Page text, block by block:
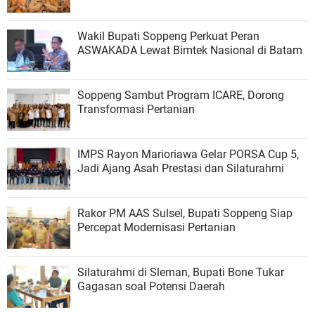
Wakil Bupati Soppeng Perkuat Peran
ASWAKADA Lewat Bimtek Nasional di Batam
Soppeng Sambut Program ICARE, Dorong
Transformasi Pertanian
IMPS Rayon Marioriawa Gelar PORSA Cup 5,
Jadi Ajang Asah Prestasi dan Silaturahmi
Rakor PM AAS Sulsel, Bupati Soppeng Siap
Percepat Modernisasi Pertanian
Silaturahmi di Sleman, Bupati Bone Tukar
Gagasan soal Potensi Daerah